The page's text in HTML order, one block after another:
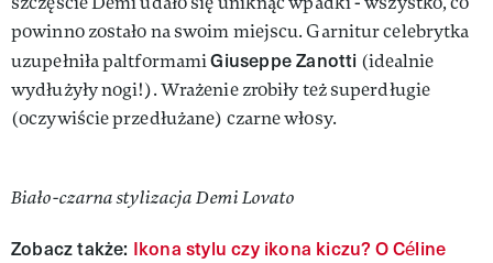
powinno zostało na swoim miejscu. Garnitur celebrytka
uzupełniła paltformamiGiuseppe Zanotti (idealnie
wydłużyły nogi!). Wrażenie zrobiły też superdługie
(oczywiście przedłużane) czarne włosy.
Biało-czarna stylizacja Demi Lovato
Zobacz także: Ikona stylu czy ikona kiczu? O Céline